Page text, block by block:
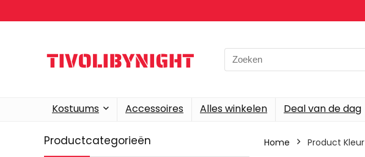
Search
for:
Kostuums Accessoires Alles winkelen Deal van de dag
Productcategorieën Home Product Kleur